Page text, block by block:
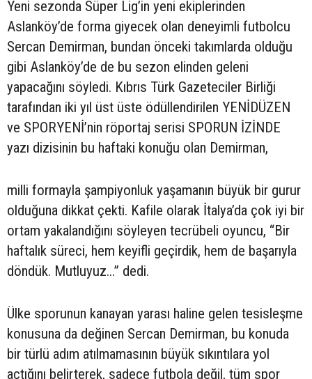
Yeni sezonda Süper Lig’in yeni ekiplerinden
Aslanköy’de forma giyecek olan deneyimli futbolcu
Sercan Demirman, bundan önceki takımlarda olduğu
gibi Aslanköy’de de bu sezon elinden geleni
yapacağını söyledi. Kıbrıs Türk Gazeteciler Birliği
tarafından iki yıl üst üste ödüllendirilen YENİDÜZEN
ve SPORYENİ’nin röportaj serisi SPORUN İZİNDE
yazı dizisinin bu haftaki konuğu olan Demirman,
milli formayla şampiyonluk yaşamanın büyük bir gurur
olduğuna dikkat çekti. Kafile olarak İtalya’da çok iyi bir
ortam yakalandığını söyleyen tecrübeli oyuncu, “Bir
haftalık süreci, hem keyifli geçirdik, hem de başarıyla
döndük. Mutluyuz...” dedi.
Ülke sporunun kanayan yarası haline gelen tesisleşme
konusuna da değinen Sercan Demirman, bu konuda
bir türlü adım atılmamasının büyük sıkıntılara yol
açtığını belirterek, sadece futbola değil, tüm spor